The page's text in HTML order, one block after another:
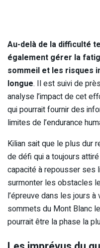
Au-delà de la difficulté
également gérer la
sommeil et les risques
longue. Il est suivi de
analyse l’impact de cet
qui pourrait fournir des
limites de l’endurance
Kilian sait que le plus dur
de défi qui a toujours
capacité à repousser ses
surmonter les obstacles
l’épreuve dans les jours
sommets du Mont Blanc
pourrait être la phase la